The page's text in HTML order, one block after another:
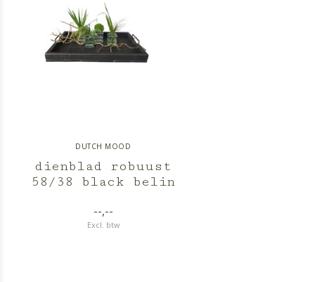
DUTCH MOOD
dienblad robuust
58/38 black belin
--,--
Excl. btw